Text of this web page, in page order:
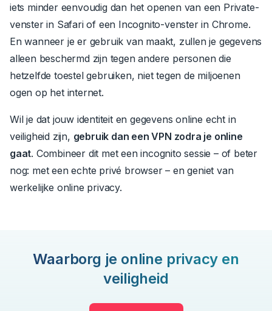
iets minder eenvoudig dan het openen van een Private-
venster in Safari of een Incognito-venster in Chrome.
En wanneer je er gebruik van maakt, zullen je gegevens
alleen beschermd zijn tegen andere personen die
hetzelfde toestel gebruiken, niet tegen de miljoenen
ogen op het internet.
Wil je dat jouw identiteit en gegevens online echt in
veiligheid zijn, gebruik dan een VPN zodra je online
gaat. Combineer dit met een incognito sessie – of beter
nog: met een echte privé browser – en geniet van
werkelijke online privacy.
Waarborg je online privacy en
veiligheid